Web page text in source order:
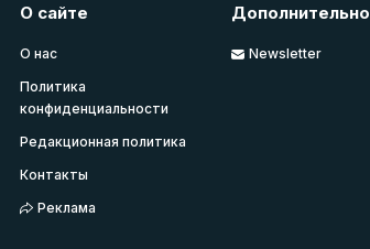
О сайте
О нас
Политика
конфиденциальности
Редакционная политика
Контакты
Реклама
Дополнительно
Newsletter